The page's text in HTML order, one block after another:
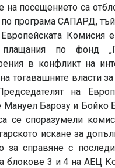
посещението са
програма САПАРД, тъй
Комисия
по фонд
в конфликт на
тогавашните власти
на
Барозу и Бойко
се споразумели
искане за
за справяне с
блокове 3 и 4 на АЕЦ